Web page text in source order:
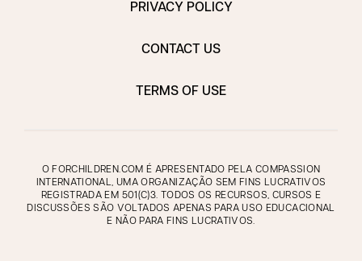
PRIVACY POLICY
CONTACT US
TERMS OF USE
O FORCHILDREN.COM É APRESENTADO PELA COMPASSION
INTERNATIONAL, UMA ORGANIZAÇÃO SEM FINS LUCRATIVOS
REGISTRADA EM 501(C)3. TODOS OS RECURSOS, CURSOS E
DISCUSSÕES SÃO VOLTADOS APENAS PARA USO EDUCACIONAL
E NÃO PARA FINS LUCRATIVOS.